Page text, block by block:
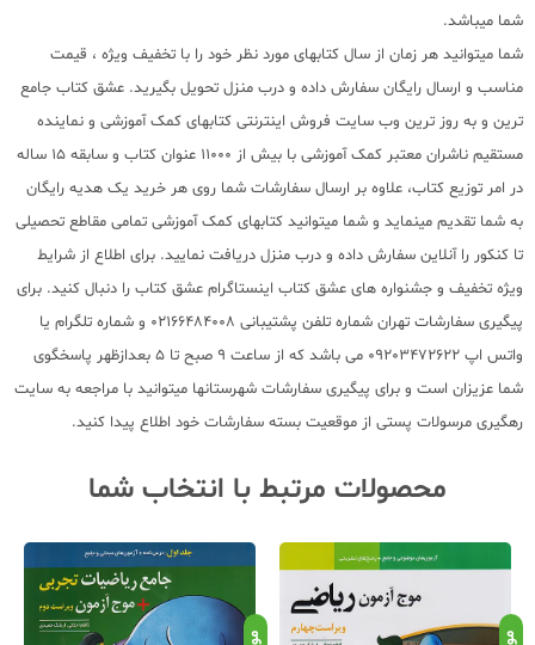
شما میباشد.
شما میتوانید هر زمان از سال کتابهای مورد نظر خود را با تخفیف ویژه ، قیمت
مناسب و ارسال رایگان سفارش داده و درب منزل تحویل بگیرید. عشق کتاب جامع
ترین و به روز ترین وب سایت فروش اینترنتی کتابهای کمک آموزشی و نماینده
مستقیم ناشران معتبر کمک آموزشی با بیش از 11000 عنوان کتاب و سابقه 15 ساله
در امر توزیع کتاب، علاوه بر ارسال سفارشات شما روی هر خرید یک هدیه رایگان
به شما تقدیم مینماید و شما میتوانید کتابهای کمک آموزشی تمامی مقاطع تحصیلی
تا کنکور را آنلاین سفارش داده و درب منزل دریافت نمایید. برای اطلاع از شرایط
ویژه تخفیف و جشنواره های عشق کتاب اینستاگرام عشق کتاب را دنبال کنید. برای
پیگیری سفارشات تهران شماره تلفن پشتیبانی 02166484008 و شماره تلگرام یا
واتس اپ 09203472622 می باشد که از ساعت 9 صبح تا 5 بعدازظهر پاسخگوی
شما عزیزان است و برای پیگیری سفارشات شهرستانها میتوانید با مراجعه به سایت
رهگیری مرسولات پستی از موقعیت بسته سفارشات خود اطلاع پیدا کنید.
محصولات مرتبط با انتخاب شما